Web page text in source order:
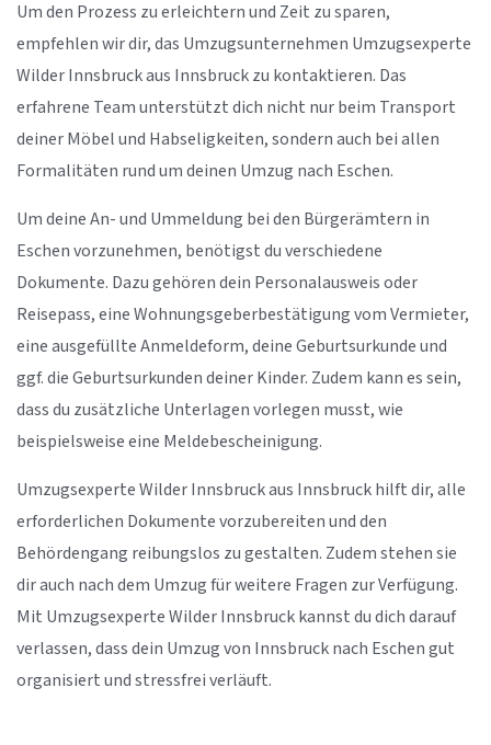
Um den Prozess zu erleichtern und Zeit zu sparen,
empfehlen wir dir, das Umzugsunternehmen Umzugsexperte
Wilder Innsbruck aus Innsbruck zu kontaktieren. Das
erfahrene Team unterstützt dich nicht nur beim Transport
deiner Möbel und Habseligkeiten, sondern auch bei allen
Formalitäten rund um deinen Umzug nach Eschen.
Um deine An- und Ummeldung bei den Bürgerämtern in
Eschen vorzunehmen, benötigst du verschiedene
Dokumente. Dazu gehören dein Personalausweis oder
Reisepass, eine Wohnungsgeberbestätigung vom Vermieter,
eine ausgefüllte Anmeldeform, deine Geburtsurkunde und
ggf. die Geburtsurkunden deiner Kinder. Zudem kann es sein,
dass du zusätzliche Unterlagen vorlegen musst, wie
beispielsweise eine Meldebescheinigung.
Umzugsexperte Wilder Innsbruck aus Innsbruck hilft dir, alle
erforderlichen Dokumente vorzubereiten und den
Behördengang reibungslos zu gestalten. Zudem stehen sie
dir auch nach dem Umzug für weitere Fragen zur Verfügung.
Mit Umzugsexperte Wilder Innsbruck kannst du dich darauf
verlassen, dass dein Umzug von Innsbruck nach Eschen gut
organisiert und stressfrei verläuft.